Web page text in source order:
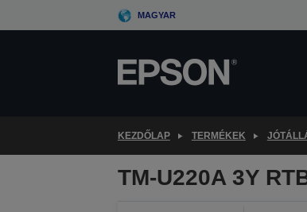
to
MAGYAR
KEZDŐLAP TERMÉKEK
TM-U220A 3Y